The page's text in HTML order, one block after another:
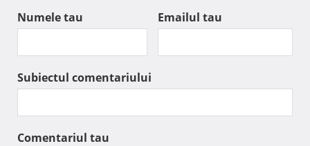
Numele tau Emailul tau
Subiectul comentariului
Comentariul tau